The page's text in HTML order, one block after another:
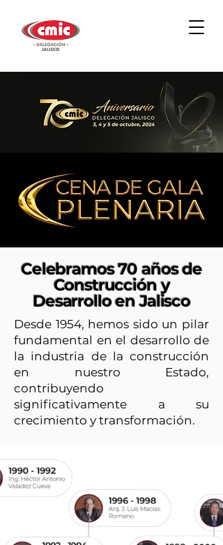
Celebramos 70 años de
Construcción y
Desarrollo en Jalisco
Desde 1954, hemos sido un pilar
fundamental en el desarrollo de
la industria de la construcción
en nuestro Estado,
contribuyendo
significativamente a su
crecimiento y transformación.